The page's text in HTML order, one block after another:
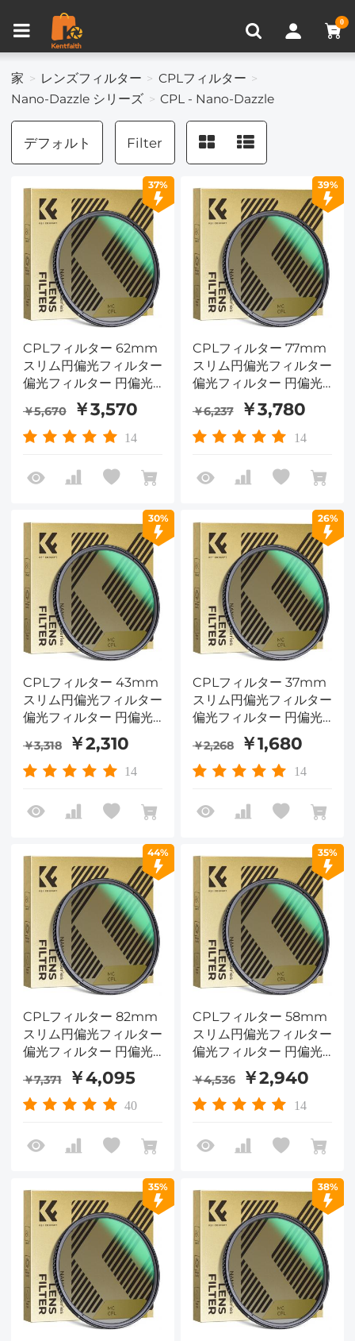
0
家 レンズフィルター
CPLフィルター
Nano-Dazzle シリーズ
CPL - Nano-Dazzle
デフォルト Filter
37%
CPLフィルター 62mm
スリム円偏光フィルター
偏光フィルター 円偏光
フィルター Nano-
Dazzleシリーズ
￥5,670 ￥3,570
14
39%
CPLフィルター 77mm
スリム円偏光フィルター
偏光フィルター 円偏光
フィルター Nano-
Dazzleシリーズ
￥6,237 ￥3,780
14
30%
CPLフィルター 43mm
スリム円偏光フィルター
偏光フィルター 円偏光
フィルター Nano-
Dazzleシリーズ
￥3,318 ￥2,310
14
26%
CPLフィルター 37mm
スリム円偏光フィルター
偏光フィルター 円偏光
フィルター Nano-
Dazzleシリーズ
￥2,268 ￥1,680
14
44%
CPLフィルター 82mm
スリム円偏光フィルター
偏光フィルター 円偏光
フィルター Nano-
Dazzleシリーズ
￥7,371 ￥4,095
40
35%
CPLフィルター 58mm
スリム円偏光フィルター
偏光フィルター 円偏光
フィルター Nano-
Dazzleシリーズ
￥4,536 ￥2,940
14
35% 38%